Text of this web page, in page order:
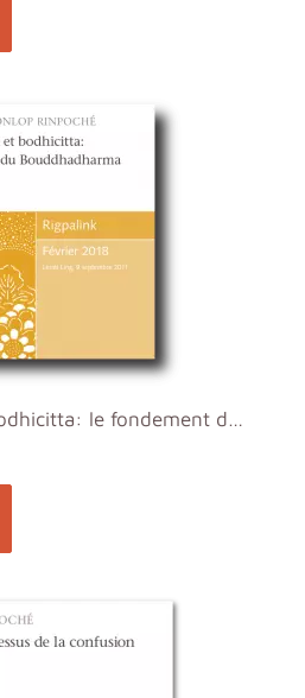
Renoncement et bodhicitta: le fondement du Bouddha...